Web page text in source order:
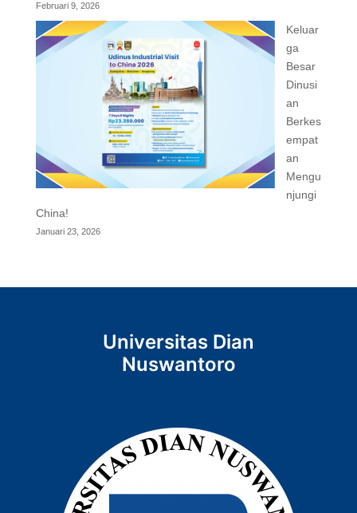
Februari 9, 2026
Keluar
ga
Besar
Dinusi
an
Berkes
empat
an
Mengu
njungi
China!
Januari 23, 2026
Universitas Dian
Nuswantoro